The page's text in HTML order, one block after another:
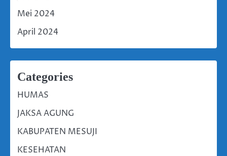
Mei 2024
April 2024
Categories
HUMAS
JAKSA AGUNG
KABUPATEN MESUJI
KESEHATAN